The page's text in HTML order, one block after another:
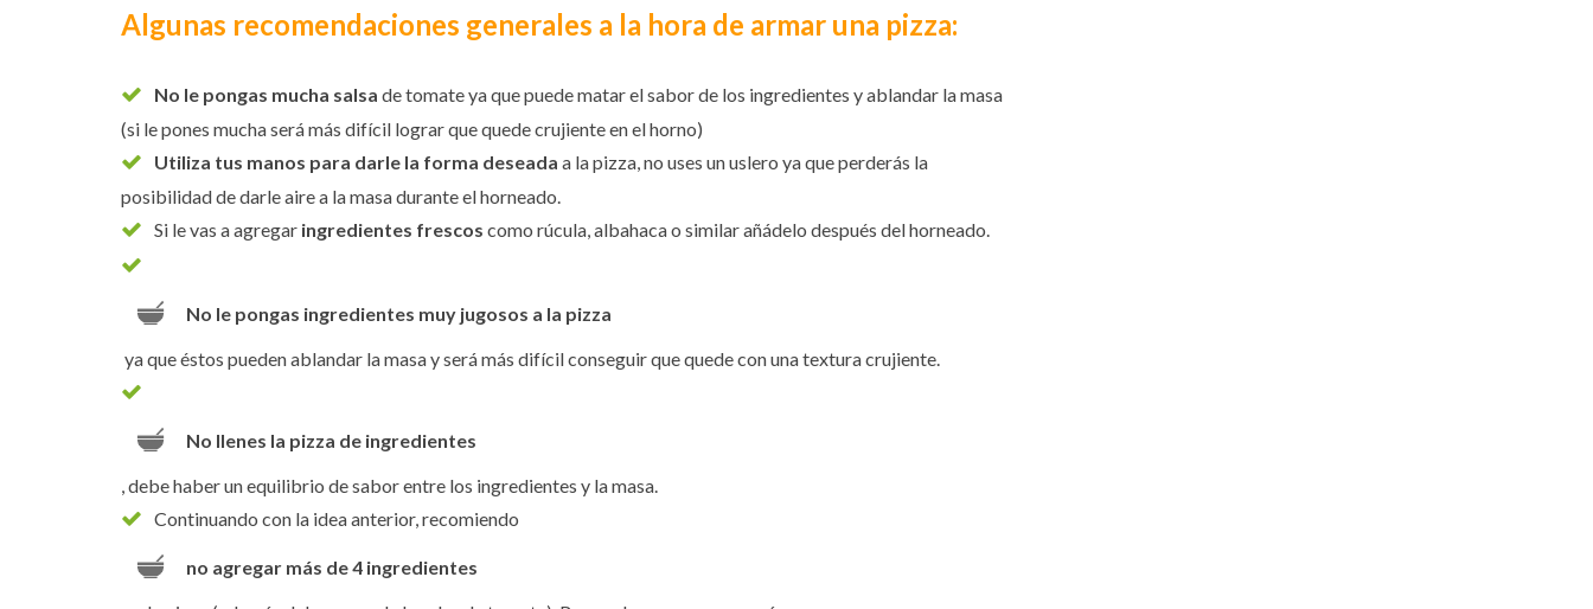
Algunas recomendaciones generales a la hora de armar una pizza:
No le pongas mucha salsa de tomate ya que puede matar el sabor de los ingredientes y ablandar la masa
(si le pones mucha será más difícil lograr que quede crujiente en el horno)
Utiliza tus manos para darle la forma deseada a la pizza, no uses un uslero ya que perderás la
posibilidad de darle aire a la masa durante el horneado.
Si le vas a agregar ingredientes frescos como rúcula, albahaca o similar añádelo después del horneado.
No le pongas ingredientes muy jugosos a la pizza
ya que éstos pueden ablandar la masa y será más difícil conseguir que quede con una textura crujiente.
No llenes la pizza de ingredientes
, debe haber un equilibrio de sabor entre los ingredientes y la masa.
Continuando con la idea anterior, recomiendo
no agregar más de 4 ingredientes